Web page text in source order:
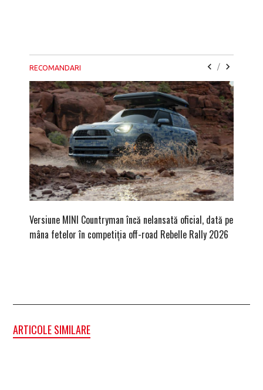
RECOMANDARI /
Versiune MINI Countryman încă nelansată oficial, dată pe
mâna fetelor în competiția off-road Rebelle Rally 2026
ARTICOLE SIMILARE